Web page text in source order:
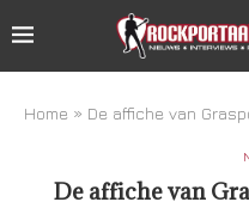
Home » De affiche van
De affiche van